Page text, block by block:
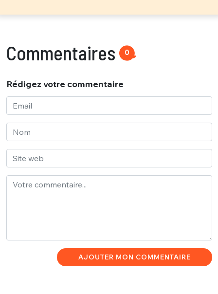
Commentaires 0
Rédigez votre commentaire
AJOUTER MON COMMENTAIRE